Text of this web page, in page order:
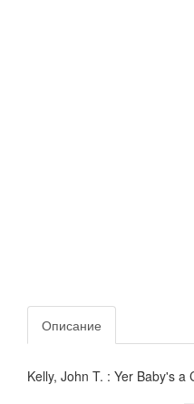
Описание
Kelly, John T. : Yer Baby's a